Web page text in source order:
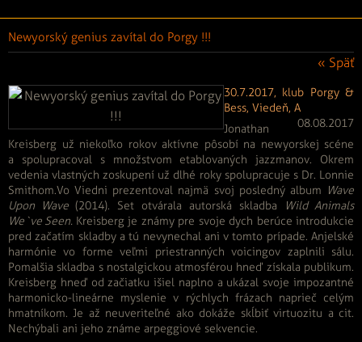
Newyorský genius zavítal do Porgy !!!
« Späť
30.7.2017, klub Porgy &
Bess, Viedeň, A
08.08.2017
Jonathan
Kreisberg už niekoľko rokov aktívne pôsobí na newyorskej scéne
a spolupracoval s množstvom etablovaných jazzmanov. Okrem
vedenia vlastných zoskupení už dlhé roky spolupracuje s Dr. Lonnie
Smithom.Vo Viedni prezentoval najmä svoj posledný album Wave
Upon Wave (2014). Set otvárala autorská skladba
Wild Animals
We`ve Seen. Kreisberg je známy pre svoje dych berúce introdukcie
pred začatím skladby a tú nevynechal ani v tomto prípade. Anjelské
harmónie vo forme veľmi priestranných voicingov zaplnili sálu.
Pomalšia skladba s nostalgickou atmosférou hneď získala publikum.
Kreisberg hneď od začiatku išiel naplno a ukázal svoje impozantné
harmonicko-lineárne myslenie v rýchlych frázach naprieč celým
hmatníkom. Je až neuveriteľné ako dokáže skĺbiť virtuozitu a cit.
Nechýbali ani jeho známe arpeggiové sekvencie.